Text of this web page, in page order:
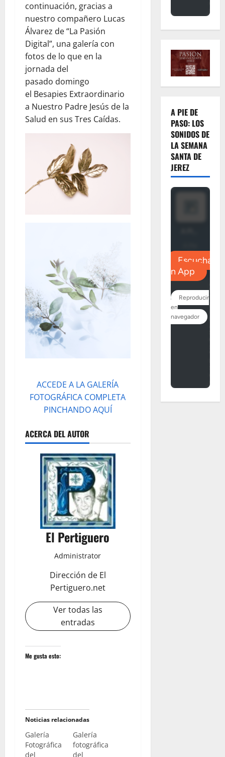
continuación, gracias a
nuestro compañero Lucas
Álvarez de “La Pasión
Digital”, una galería con
fotos de lo que en la
jornada del
pasado domingo
el Besapies Extraordinario
a Nuestro Padre Jesús de la
Salud en sus Tres Caídas.
ACCEDE A LA GALERÍA
FOTOGRÁFICA COMPLETA
PINCHANDO AQUÍ
ACERCA DEL AUTOR
El Pertiguero
Administrator
Dirección de El
Pertiguero.net
Ver todas las
entradas
Me gusta esto:
Noticias relacionadas
Galería
Fotográfica
del
Galería
fotográfica
del
A PIE DE
PASO: LOS
SONIDOS DE
LA SEMANA
SANTA DE
JEREZ